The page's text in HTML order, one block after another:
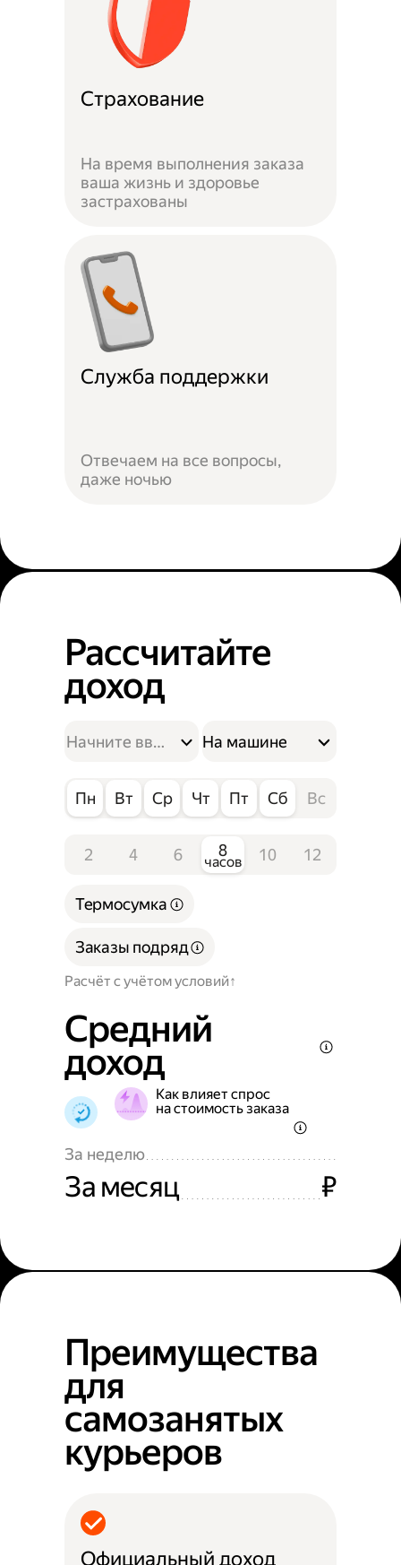
Страхование
На время выполнения заказа
ваша жизнь и здоровье
застрахованы
Служба поддержки
Отвечаем на все вопросы,
даже ночью
Рассчитайте
доход
На машине
Пн Вт Ср Чт Пт Сб Вс
2 4 6 8
часов 10 12
Расчёт с учётом условий
Термосумка
Заказы подряд
Средний
доход
Как влияет спрос
на стоимость заказа
За неделю
За месяц ₽
Преимущества
для
самозанятых
курьеров
Официальный доход